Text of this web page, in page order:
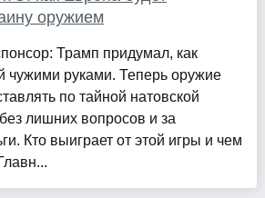
оружием
Трамп придумал, как
чужими руками. Теперь оружие
по тайной натовской
лишних вопросов и за
Кто выиграет от этой игры и чем